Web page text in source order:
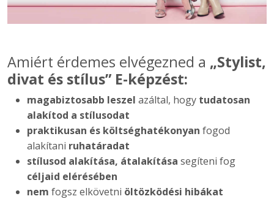
Amiért érdemes elvégezned a „Stylist,
divat és stílus” E-képzést:
magabiztosabb leszel azáltal, hogy tudatosan
alakítod a stílusodat
praktikusan és költséghatékonyan fogod
alakítani ruhatáradat
stílusod alakítása, átalakítása segíteni fog
céljaid elérésében
nem fogsz elkövetni öltözködési hibákat